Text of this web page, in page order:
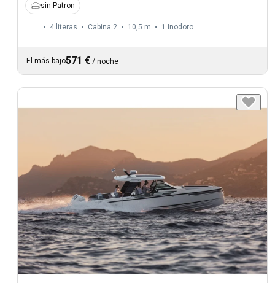
sin Patron
4 literas Cabina 2 10,5 m 1 Inodoro
El más bajo571 € / noche